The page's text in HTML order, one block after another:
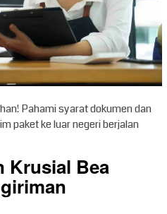
Pahami syarat dokumen dan
paket ke luar negeri berjalan
Krusial Bea